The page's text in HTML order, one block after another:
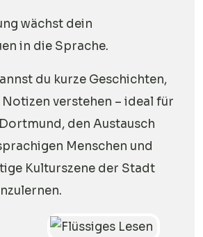
wächst dein
in die Sprache.
du kurze Geschichten,
verstehen – ideal für
den Austausch
Menschen und
Kulturszene der Stadt